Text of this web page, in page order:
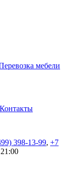
мебели
Контакты
398-13-99, +7